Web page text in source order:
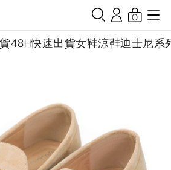
48H快速出貨女鞋涼鞋迪士尼系
0